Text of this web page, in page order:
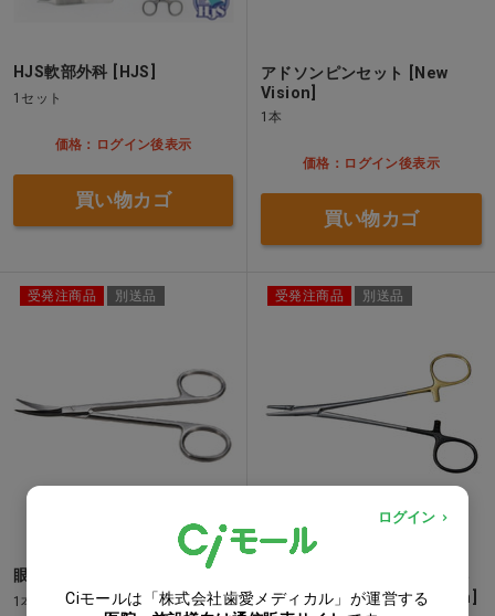
HJS軟部外科 [HJS]
1セット
価格：ログイン後表示
買い物カゴ
アドソンピンセット [New
Vision]
1本
価格：ログイン後表示
買い物カゴ
受発注商品 別送品
眼科剪刀 [New Vision] 反…他
1本
受発注商品 別送品
ン持針器 スリム[New Vision]
ログイン
Ciモールは「株式会社歯愛メディカル」が運営する